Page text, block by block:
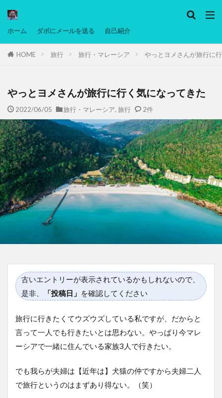
ホーム ダボにメールを送る 自己紹介
HOME 旅行 旅行・マレーシア やっとヨメさんが旅行に
やっとヨメさんが旅行に行く気になってきた
2022/06/05 旅行・マレーシア, 旅行 2件
古いエントリーが表示されているかもしれないので、
是非、
「投稿日」 を確認してください
旅行に行きたくてウズウズしている私ですが、だからと
言って一人でも行きたいとは思わない。やっぱり今マレ
ーシアで一緒に住んでいる家族3人で行きたい。
でも我らが夫婦は【近年は】犬猿の仲ですから夫婦二人
で旅行というのはまずあり得ない。（笑）
タグ
マレーシア動画
ヨーグルト
備忘録
動画 日本人村社会 脱水シート
検索